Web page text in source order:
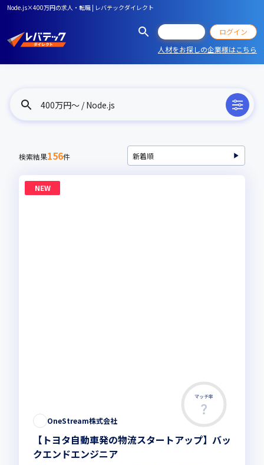
Node.js×400万円の求人・転職 | レバテックダイレクト
ログイン
人材をお探しの企業様はこちら
400万円〜 / Node.js
検索結果156件
NEW
マッチ率
OneStream株式会社
【トヨタ自動車発の物流スタートアップ】バッ
クエンドエンジニア